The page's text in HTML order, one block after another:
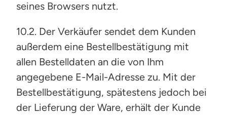
seines Browsers nutzt.
10.2. Der Verkäufer sendet dem Kunden
außerdem eine Bestellbestätigung mit
allen Bestelldaten an die von Ihm
angegebene E-Mail-Adresse zu. Mit der
Bestellbestätigung, spätestens jedoch bei
der Lieferung der Ware, erhält der Kunde